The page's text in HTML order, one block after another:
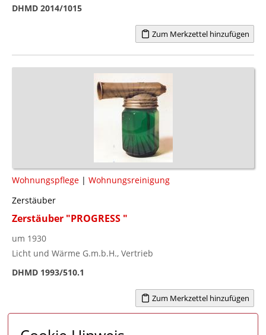
DHMD 2014/1015
Zum Merkzettel hinzufügen
Wohnungspflege | Wohnungsreinigung
Zerstäuber
Zerstäuber "PROGRESS "
um 1930
Licht und Wärme G.m.b.H., Vertrieb
DHMD 1993/510.1
Zum Merkzettel hinzufügen